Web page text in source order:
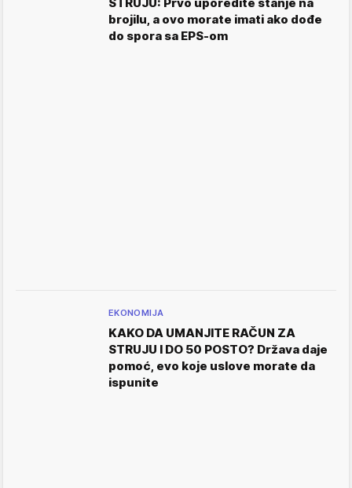
brojilu, a ovo morate imati ako dođe
do spora sa EPS-om
EKONOMIJA
KAKO DA UMANJITE RAČUN ZA
STRUJU I DO 50 POSTO? Država daje
pomoć, evo koje uslove morate da
ispunite